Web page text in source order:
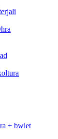
+ bwiet